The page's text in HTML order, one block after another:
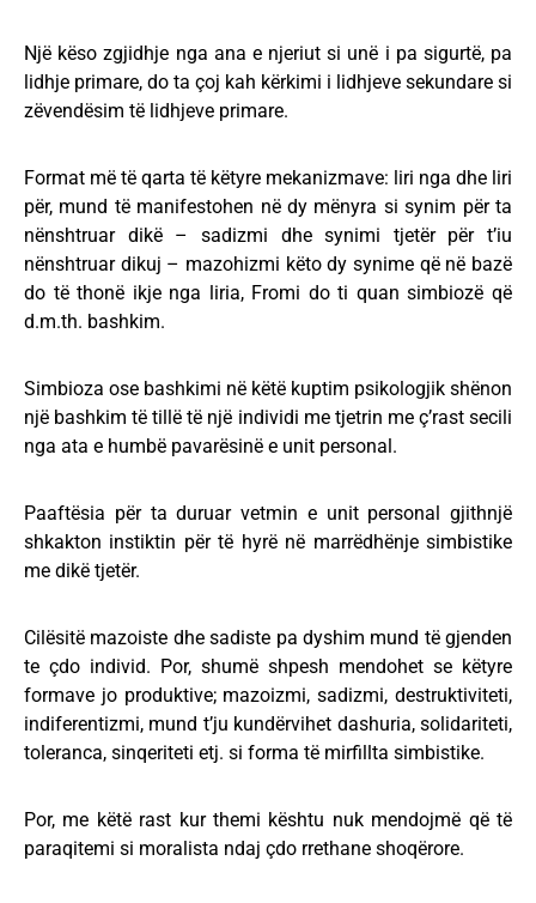
Një këso zgjidhje nga ana e njeriut si unë i pa sigurtë, pa
lidhje primare, do ta çoj kah kërkimi i lidhjeve sekundare si
zëvendësim të lidhjeve primare.
Format më të qarta të këtyre mekanizmave: liri nga dhe liri
për, mund të manifestohen në dy mënyra si synim për ta
nënshtruar dikë – sadizmi dhe synimi tjetër për t’iu
nënshtruar dikuj – mazohizmi këto dy synime që në bazë
do të thonë ikje nga liria, Fromi do ti quan simbiozë që
d.m.th. bashkim.
Simbioza ose bashkimi në këtë kuptim psikologjik shënon
një bashkim të tillë të një individi me tjetrin me ç’rast secili
nga ata e humbë pavarësinë e unit personal.
Paaftësia për ta duruar vetmin e unit personal gjithnjë
shkakton instiktin për të hyrë në marrëdhënje simbistike
me dikë tjetër.
Cilësitë mazoiste dhe sadiste pa dyshim mund të gjenden
te çdo individ. Por, shumë shpesh mendohet se këtyre
formave jo produktive; mazoizmi, sadizmi, destruktiviteti,
indiferentizmi, mund t’ju kundërvihet dashuria, solidariteti,
toleranca, sinqeriteti etj. si forma të mirfillta simbistike.
Por, me këtë rast kur themi kështu nuk mendojmë që të
paraqitemi si moralista ndaj çdo rrethane shoqërore.